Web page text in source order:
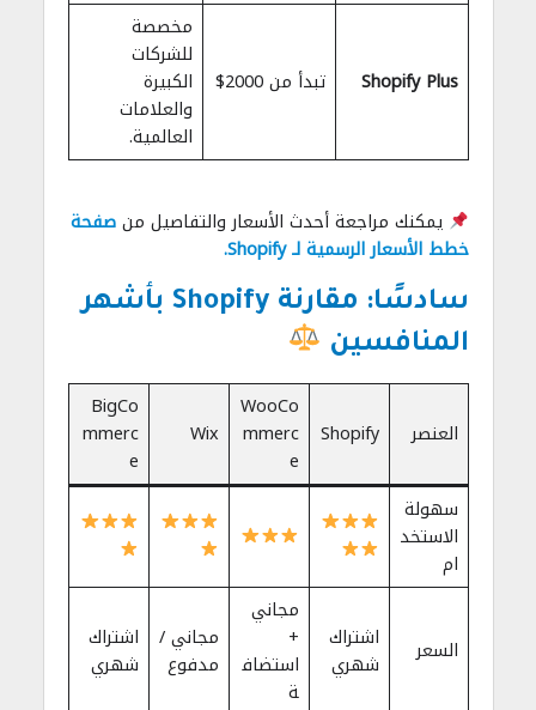
Shopify Plus تبدأ من 2000$
مخصصة
للشركات
الكبيرة
والعلامات
العالمية.
يمكنك مراجعة أحدث الأسعار والتفاصيل منصفحة
خطط الأسعار الرسمية لـ Shopify.
سادسًا: مقارنة Shopify بأشهر
المنافسين
العنصر Shopify
WooCo
mmerc
e
Wix
BigCo
mmerc
e
سهولة
الاستخد
ام
السعر
اشتراك
شهري
مجاني
+
استضاف
ة
مجاني /
مدفوع
اشتراك
شهري